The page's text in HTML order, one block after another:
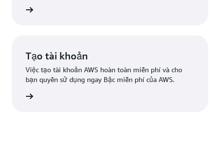
Tạo tài khoản
Việc tạo tài khoản AWS hoàn toàn miễn phí và cho
bạn quyền sử dụng ngay Bậc miễn phí của AWS.